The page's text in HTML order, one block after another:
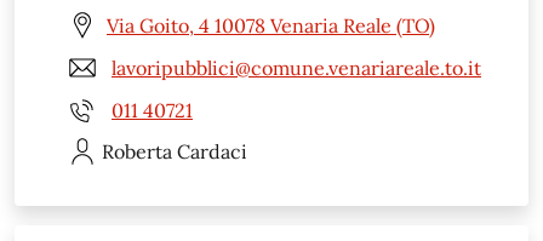
Via Goito, 4 10078 Venaria Reale (TO)
lavoripubblici@comune.venariareale.to.it
011 40721
Roberta Cardaci